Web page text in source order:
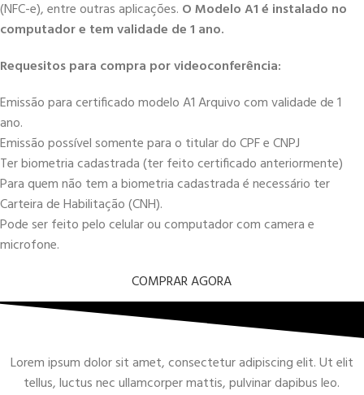
(NFC-e), entre outras aplicações. O Modelo A1 é instalado no
computador e tem validade de 1 ano.
Requesitos para compra por videoconferência:
Emissão para certificado modelo A1 Arquivo com validade de 1
ano.
Emissão possível somente para o titular do CPF e CNPJ
Ter biometria cadastrada (ter feito certificado anteriormente)
Para quem não tem a biometria cadastrada é necessário ter
Carteira de Habilitação (CNH).
Pode ser feito pelo celular ou computador com camera e
microfone.
COMPRAR AGORA
Lorem ipsum dolor sit amet, consectetur adipiscing elit. Ut elit
tellus, luctus nec ullamcorper mattis, pulvinar dapibus leo.